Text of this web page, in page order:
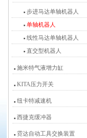
步进马达单轴机器人
单轴机器人
线性马达单轴机器人
直交型机器人
施米特气液增力缸
KITA压力开关
纽卡特减速机
西捷克缓冲器
霓达自动工具交换装置